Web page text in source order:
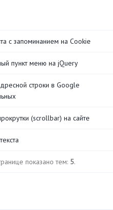
с запоминанием на Cookie
пункт меню на jQuery
строки в Google
(scrollbar) на сайте
показано тем: 5.